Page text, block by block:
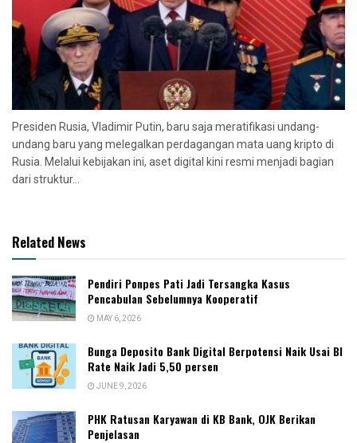
Presiden Rusia, Vladimir Putin, baru saja meratifikasi undang-
undang baru yang melegalkan perdagangan mata uang kripto di
Rusia. Melalui kebijakan ini, aset digital kini resmi menjadi bagian
dari struktur...
Related News
Pendiri Ponpes Pati Jadi Tersangka Kasus
Pencabulan Sebelumnya Kooperatif
MAY 6, 2026
Bunga Deposito Bank Digital Berpotensi Naik Usai BI
Rate Naik Jadi 5,50 persen
JUNE 9, 2026
PHK Ratusan Karyawan di KB Bank, OJK Berikan
Penjelasan